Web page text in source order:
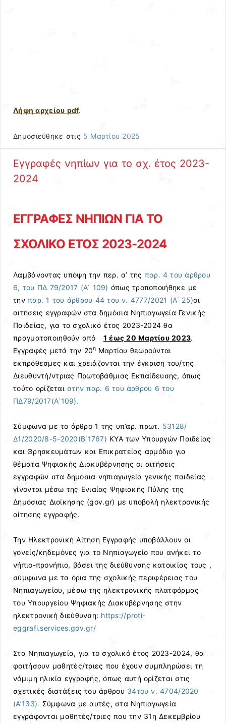
Λήψη αρχείου pdf.
Δημοσιεύθηκε στις 5 Μαρτίου 2025
Εγγραφές νηπίων για το σχ. έτος 2023-
2024
ΕΓΓΡΑΦΕΣ ΝΗΠΙΩΝ ΓΙΑ ΤΟ
ΣΧΟΛΙΚΟ ΕΤΟΣ 2023-2024
Λαμβάνοντας υπόψη την περ. α’ της παρ. 4 του άρθρου
6, του ΠΔ 79/2017 (Α΄ 109) όπως τροποποιήθηκε με
τηνπαρ. 1 του άρθρου 44 του ν. 4777/2021 (Α΄ 25)οι
αιτήσεις εγγραφών στα δημόσια Νηπιαγωγεία Γενικής
Παιδείας, για το σχολικό έτος 2023-2024 θα
πραγματοποιηθούν από 1 έως 20 Μαρτίου 2023.
Εγγραφές μετά την 20η Μαρτίου θεωρούνται
εκπρόθεσμες και χρειάζονται την έγκριση του/της
Διευθυντή/ντριας Πρωτοβάθμιας Εκπαίδευσης, όπως
τούτο ορίζεταιστην παρ. 6 του άρθρου 6 του
ΠΔ79/2017(Α΄109).
Σύμφωνα με το άρθρο 1 της υπ’αρ. πρωτ. 53128/
Δ1/2020/8-5-2020(Β΄1767) ΚΥΑ των Υπουργών Παιδείας
και Θρησκευμάτων και Επικρατείας αρμόδιο για
θέματα Ψηφιακής Διακυβέρνησης οι αιτήσεις
εγγραφών στα δημόσια νηπιαγωγεία γενικής παιδείας
γίνονται μέσω της Ενιαίας Ψηφιακής Πύλης της
Δημόσιας Διοίκησης (gov.gr) με υποβολή ηλεκτρονικής
αίτησης εγγραφής.
Την Ηλεκτρονική Αίτηση Εγγραφής υποβάλλουν οι
γονείς/κηδεμόνες για το Νηπιαγωγείο που ανήκει το
νήπιο-προνήπιο, βάσει της διεύθυνσης κατοικίας τους ,
σύμφωνα με τα όρια της σχολικής περιφέρειας του
Νηπιαγωγείου, μέσω της ηλεκτρονικής πλατφόρμας
του Υπουργείου Ψηφιακής Διακυβέρνησης στην
ηλεκτρονική διεύθυνση: https://proti-
eggrafi.services.gov.gr/
Στα Νηπιαγωγεία, για το σχολικό έτος 2023-2024, θα
φοιτήσουν μαθητές/τριες που έχουν συμπληρώσει τη
νόμιμη ηλικία εγγραφής, όπως αυτή ορίζεται στις
σχετικές διατάξεις του άρθρου 34του ν. 4704/2020
(Α’133). Σύμφωνα με αυτές, στα Νηπιαγωγεία
εγγράφονται μαθητές/τριες που την 31η Δεκεμβρίου